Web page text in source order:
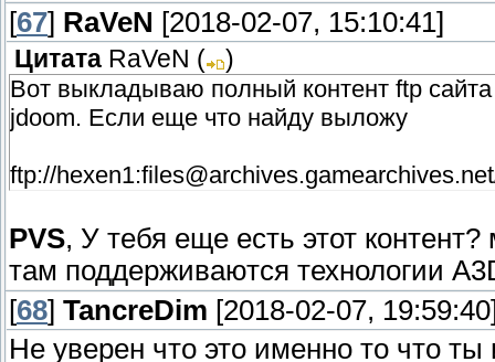
[67] RaVeN [2018-02-07, 15:10:41]
Цитата RaVeN (
)
Вот выкладываю полный контент ftp
jdoom. Если еще что найду выложу
ftp://
PVS, У тебя еще есть этот
там поддерживаются технологии
[68] TancreDim [2018-02-07,
Не уверен что это именно то что